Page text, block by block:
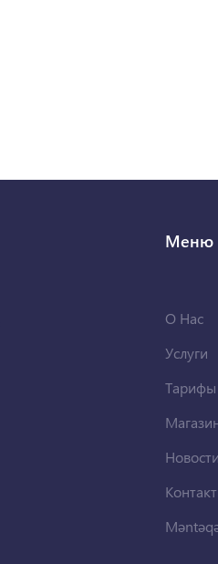
Меню
О Нас
Услуги
Тарифы
Новости